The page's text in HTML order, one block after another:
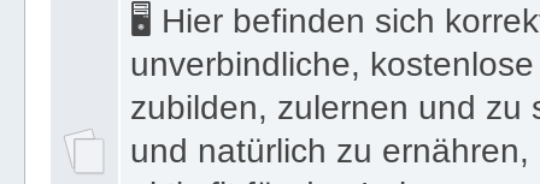
🖥 Hier befinden sich
unverbindliche,
zubilden, zulernen und zu
und natürlich zu